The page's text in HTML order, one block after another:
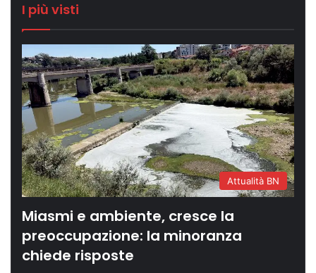
I più visti
Attualità BN
Miasmi e ambiente, cresce la
preoccupazione: la minoranza
chiede risposte